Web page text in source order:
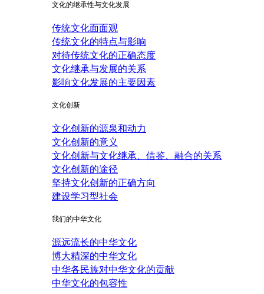
文化的继承性与文化发展
传统文化面面观
传统文化的特点与影响
对待传统文化的正确态度
文化继承与发展的关系
影响文化发展的主要因素
文化创新
文化创新的源泉和动力
文化创新的意义
文化创新与文化继承、借鉴、融合的关系
文化创新的途径
坚持文化创新的正确方向
建设学习型社会
我们的中华文化
源远流长的中华文化
博大精深的中华文化
中华各民族对中华文化的贡献
中华文化的包容性